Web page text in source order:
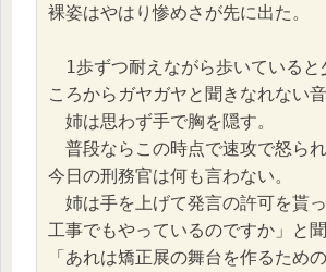
裸姿はやはり惨めさが先に出た。
1歩ずつ耐えながら歩いていると
ころからガヤガヤと聞きなれない
姉は思わず手で胸を隠す。
普段ならこの時点で速攻で怒られ
今日の刑務官は何も言わない。
姉は手を上げて発言の許可を貰
工事でもやっているのですか」と聞
「あれは矯正展の舞台を作るため